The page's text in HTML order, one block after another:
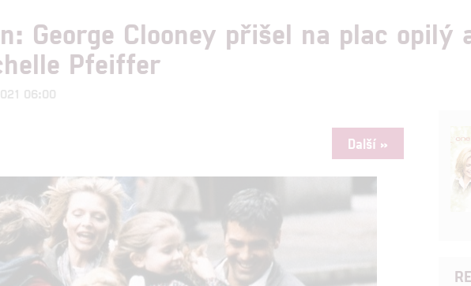
George Clooney přišel na plac opilý
Pfeiffer
06:00
Další »